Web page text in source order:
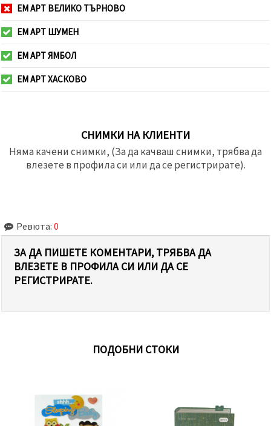
ЕМ АРТ ВЕЛИКО ТЪРНОВО
ЕМ АРТ ШУМЕН
ЕМ АРТ ЯМБОЛ
ЕМ АРТ ХАСКОВО
СНИМКИ НА КЛИЕНТИ
Няма качени снимки, (За да качваш снимки, трябва да
влезете в профила си или да се регистрирате).
Ревюта: 0
ЗА ДА ПИШЕТЕ КОМЕНТАРИ, ТРЯБВА ДА
ВЛЕЗЕТЕ В ПРОФИЛА СИ ИЛИ ДА СЕ
РЕГИСТРИРАТЕ.
ПОДОБНИ СТОКИ